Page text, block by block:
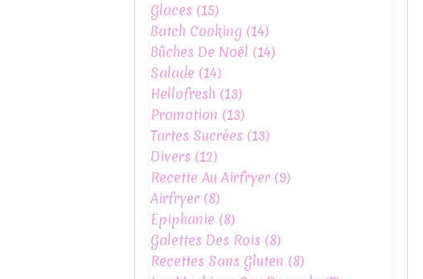
Glaces (15)
Batch Cooking (14)
Bûches De Noël (14)
Salade (14)
Hellofresh (13)
Promotion (13)
Tartes Sucrées (13)
Divers (12)
Recette Au Airfryer (9)
Airfryer (8)
Epiphanie (8)
Galettes Des Rois (8)
Recettes Sans Gluten (8)